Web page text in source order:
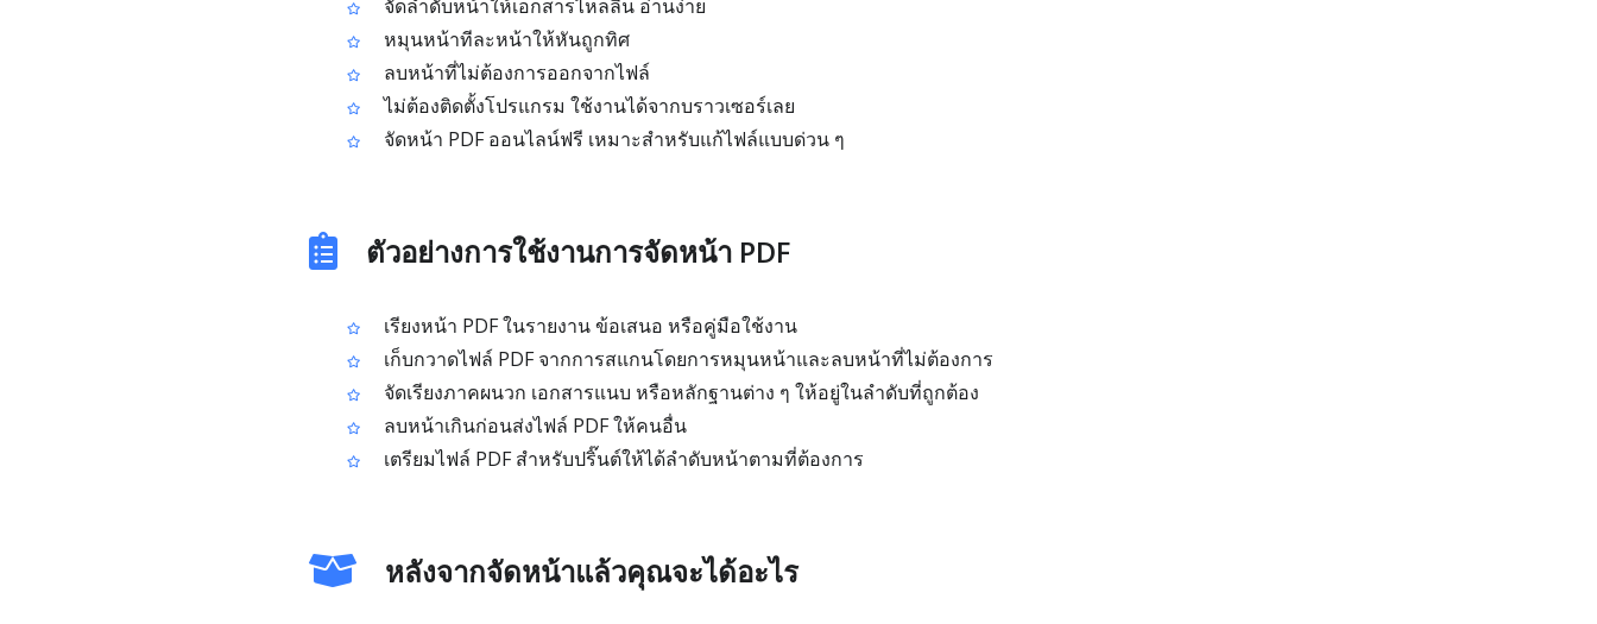
จัดลำดับหน้าให้เอกสารไหลลื่น อ่านง่าย
หมุนหน้าทีละหน้าให้หันถูกทิศ
ลบหน้าที่ไม่ต้องการออกจากไฟล์
ไม่ต้องติดตั้งโปรแกรม ใช้งานได้จากบราวเซอร์เลย
จัดหน้า PDF ออนไลน์ฟรี เหมาะสำหรับแก้ไฟล์แบบด่วน ๆ
ตัวอย่างการใช้งานการจัดหน้า PDF
เรียงหน้า PDF ในรายงาน ข้อเสนอ หรือคู่มือใช้งาน
เก็บกวาดไฟล์ PDF จากการสแกนโดยการหมุนหน้าและลบหน้าที่ไม่ต้องการ
จัดเรียงภาคผนวก เอกสารแนบ หรือหลักฐานต่าง ๆ ให้อยู่ในลำดับที่ถูกต้อง
ลบหน้าเกินก่อนส่งไฟล์ PDF ให้คนอื่น
เตรียมไฟล์ PDF สำหรับปริ๊นต์ให้ได้ลำดับหน้าตามที่ต้องการ
หลังจากจัดหน้าแล้วคุณจะได้อะไร